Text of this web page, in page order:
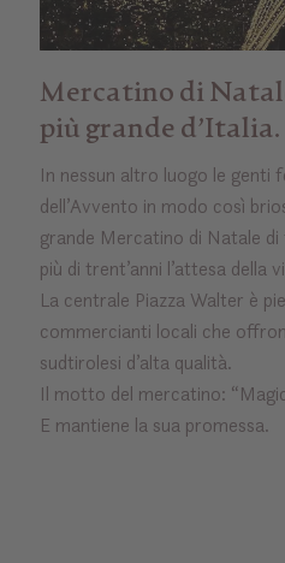
Mercatino di
più grande d’Italia.
In nessun altro luogo le genti
dell’Avvento in modo così
grande Mercatino di Natale
più di trent’anni l’attesa della
La centrale Piazza Walter è
commercianti locali che
sudtirolesi d’alta qualità.
Il motto del mercatino:
E mantiene la sua promessa.